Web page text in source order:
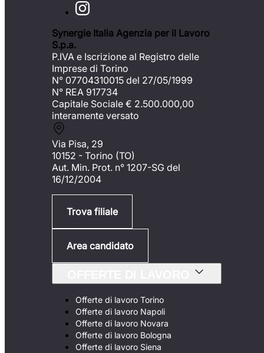
Synergie Italia Agenzia per il Lavoro
S.p.a.
P.IVA e Iscrizione al Registro delle
Imprese di Torino
N° 07704310015 del 27/05/1999
N° REA 917734
Capitale Sociale € 2.500.000,00
interamente versato
Via Pisa, 29
10152 - Torino (TO)
Aut. Min. Prot. n° 1207-SG del
16/12/2004
Trova filiale
Area candidato
Offerte di lavoro Torino
Offerte di lavoro Napoli
Offerte di lavoro Novara
Offerte di lavoro Bologna
Offerte di lavoro Siena